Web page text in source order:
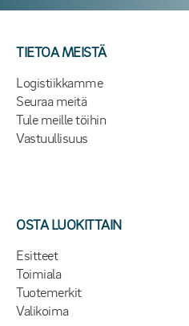
TIETOA MEISTÄ
Logistiikkamme
Seuraa meitä
Tule meille töihin
Vastuullisuus
OSTA LUOKITTAIN
Esitteet
Toimiala
Tuotemerkit
Valikoima